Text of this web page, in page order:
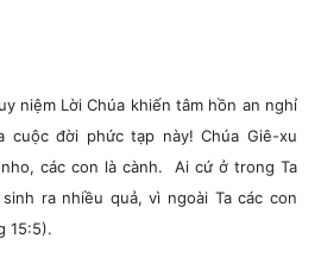
niệm Lời Chúa khiến tâm hồn an nghỉ
cuộc đời phức tạp này! Chúa Giê-xu
các con là cành. Ai cứ ở trong Ta
ra nhiều quả, vì ngoài Ta các con
15:5).